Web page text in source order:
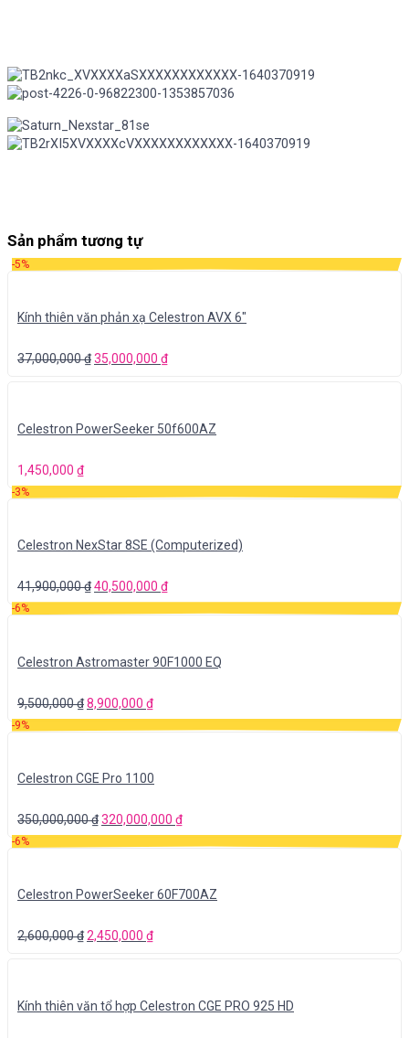
Sản phẩm tương tự
-5%
Kính thiên văn phản xạ Celestron AVX 6″
37,000,000₫35,000,000 ₫
Celestron PowerSeeker 50f600AZ
1,450,000 ₫
-3%
Celestron NexStar 8SE (Computerized)
41,900,000₫40,500,000 ₫
-6%
Celestron Astromaster 90F1000 EQ
9,500,000₫8,900,000 ₫
-9%
Celestron CGE Pro 1100
350,000,000₫320,000,000 ₫
-6%
Celestron PowerSeeker 60F700AZ
2,600,000₫2,450,000 ₫
Kính thiên văn tổ hợp Celestron CGE PRO 925 HD